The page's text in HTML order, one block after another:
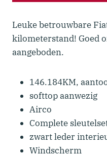
Leuke betrouwbare
kilometerstand! Goed
aangeboden.
146.184KM,
softtop aanwezig
Airco
Complete
zwart leder
Windscherm